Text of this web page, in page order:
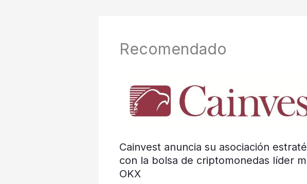
Recomendado
Cainvest anuncia su asociación
con la bolsa de criptomonedas líder
OKX